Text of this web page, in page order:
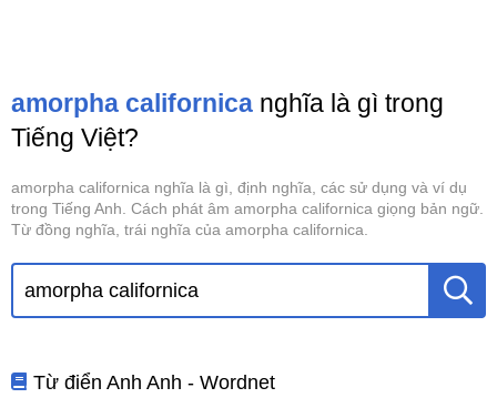
amorpha californica nghĩa là gì trong
Tiếng Việt?
amorpha californica nghĩa là gì, định nghĩa, các sử dụng và ví dụ
trong Tiếng Anh. Cách phát âm amorpha californica giọng bản ngữ.
Từ đồng nghĩa, trái nghĩa của amorpha californica.
Từ điển Anh Anh - Wordnet